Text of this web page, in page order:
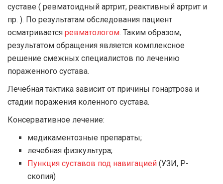
суставе ( ревматоидный артрит, реактивный артрит и
пр. ). По результатам обследования пациент
осматривается ревматологом. Таким образом,
результатом обращения является комплексное
решение смежных специалистов по лечению
пораженного сустава.
Лечебная тактика зависит от причины гонартроза и
стадии поражения коленного сустава.
Консервативное лечение:
медикаментозные препараты;
лечебная физкультура;
Пункция суставов под навигацией (УЗИ, Р-
скопия)